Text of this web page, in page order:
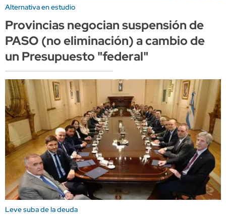
Alternativa en estudio
Provincias negocian suspensión de
PASO (no eliminación) a cambio de
un Presupuesto "federal"
Leve suba de la deuda